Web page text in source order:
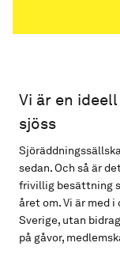
Vi är en
sjöss
sedan. Och så är
frivillig besättning
året om. Vi är med
Sverige, utan
på gåvor,